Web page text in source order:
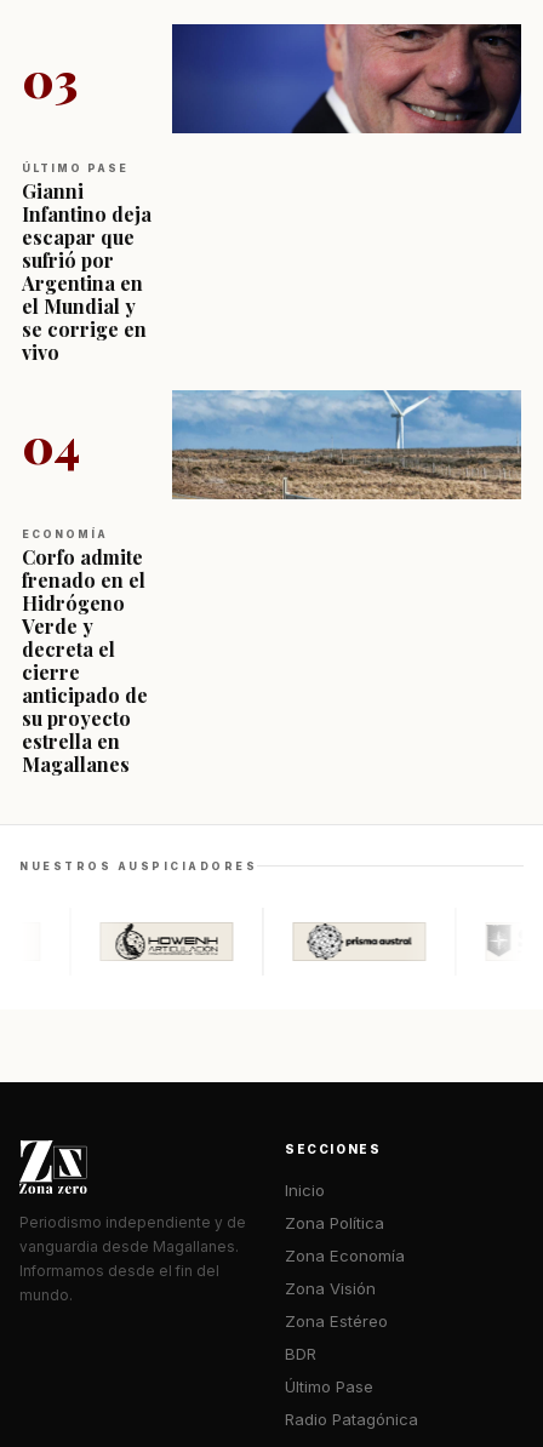
03
ÚLTIMO PASE
Gianni
Infantino deja
escapar que
sufrió por
Argentina en
el Mundial y
se corrige en
vivo
04
ECONOMÍA
Corfo admite
frenado en el
Hidrógeno
Verde y
decreta el
cierre
anticipado de
su proyecto
estrella en
Magallanes
NUESTROS AUSPICIADORES
Periodismo independiente y de
vanguardia desde Magallanes.
Informamos desde el fin del
mundo.
SECCIONES
Inicio
Zona Política
Zona Economía
Zona Visión
Zona Estéreo
BDR
Último Pase
Radio Patagónica